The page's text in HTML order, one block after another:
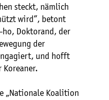
steckt, nämlich
wird”, betont
ho, Doktorand, der
der
und hofft
„Nationale Koalition